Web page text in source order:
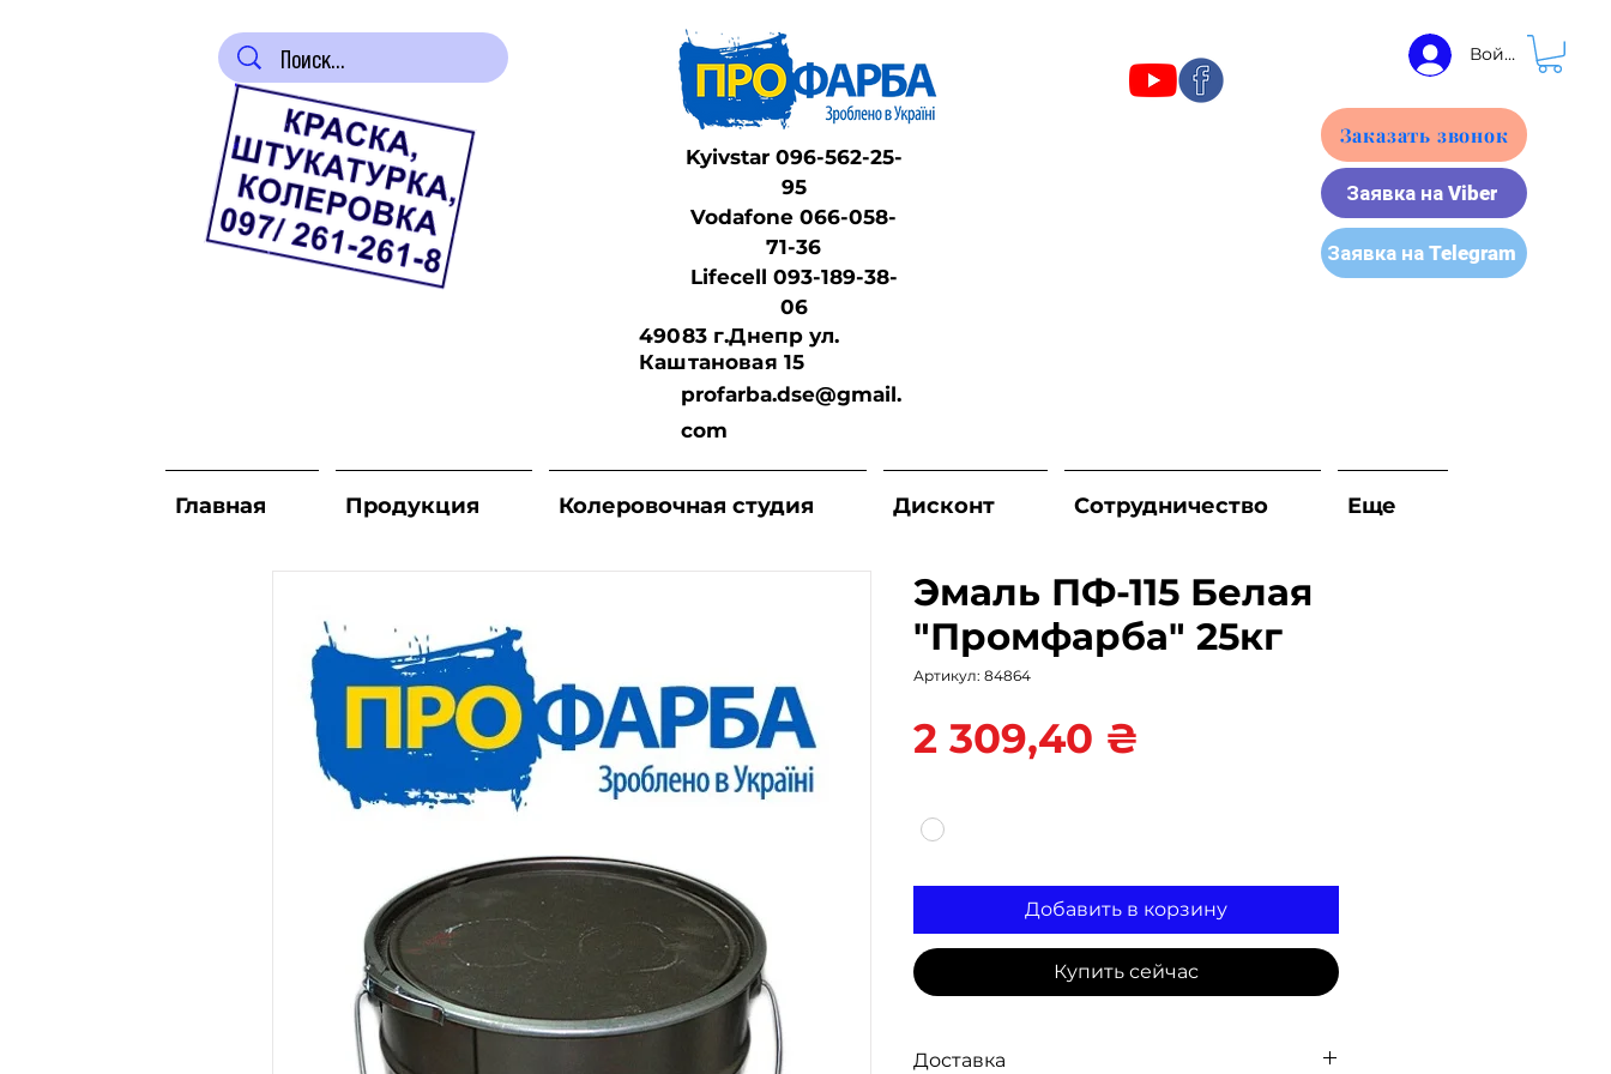
Заявка на Telegram
Заявка на Viber
Заказать звонок
Kyivstar 096-562-25-
95
Vodafone 066-058-
71-36
Lifeсell 093-189-38-
06
49083 г.Днепр ул.
Каштановая 15
profarba.dse@gmail.
com
Главная Продукция Колеровочная студия Дисконт Сотрудничество Еще
Войти
Эмаль ПФ-115 Белая
"Промфарба" 25кг
Артикул: 84864
2 309,40 ₴
Добавить в корзину
Купить сейчас
Доставка